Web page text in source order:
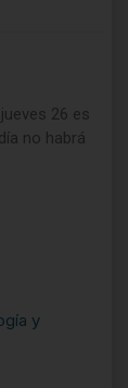
26 es
no habrá
y